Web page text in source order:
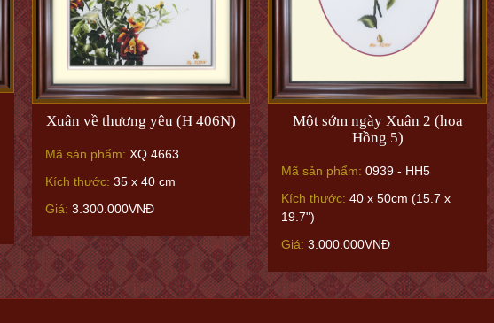
Xuân về thương yêu (H 406N)
Mã sản phẩm: XQ.4663
Kích thước: 35 x 40 cm
Giá: 3.300.000VNĐ
Một sớm ngày Xuân 2 (hoa
Hồng 5)
Mã sản phẩm: 0939 - HH5
Kích thước: 40 x 50cm (15.7 x
19.7")
Giá: 3.000.000VNĐ